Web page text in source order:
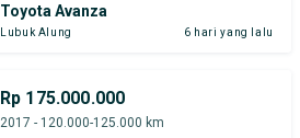
Toyota Avanza
Lubuk Alung 6 hari yang lalu
Rp 175.000.000
2017 - 120.000-125.000 km